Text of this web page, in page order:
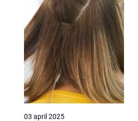
03 april 2025